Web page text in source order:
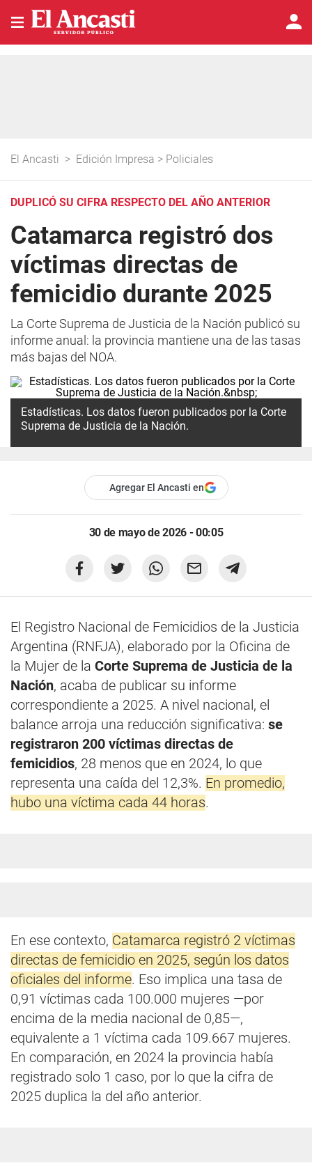
El Ancasti > Edición Impresa > Policiales
DUPLICÓ SU CIFRA RESPECTO DEL AÑO ANTERIOR
Catamarca registró dos
víctimas directas de
femicidio durante 2025
La Corte Suprema de Justicia de la Nación publicó su
informe anual: la provincia mantiene una de las tasas
más bajas del NOA.
Estadísticas. Los datos fueron publicados por la Corte
Suprema de Justicia de la Nación.
Agregar El Ancasti en
30 de mayo de 2026 - 00:05
El Registro Nacional de Femicidios de la Justicia
Argentina (RNFJA), elaborado por la Oficina de
la Mujer de la Corte Suprema de Justicia de la
Nación, acaba de publicar su informe
correspondiente a 2025. A nivel nacional, el
balance arroja una reducción significativa: se
registraron 200 víctimas directas de
femicidios, 28 menos que en 2024, lo que
representa una caída del 12,3%. En promedio,
hubo una víctima cada 44 horas.
En ese contexto, Catamarca registró 2 víctimas
directas de femicidio en 2025, según los datos
oficiales del informe. Eso implica una tasa de
0,91 víctimas cada 100.000 mujeres —por
encima de la media nacional de 0,85—,
equivalente a 1 víctima cada 109.667 mujeres.
En comparación, en 2024 la provincia había
registrado solo 1 caso, por lo que la cifra de
2025 duplica la del año anterior.